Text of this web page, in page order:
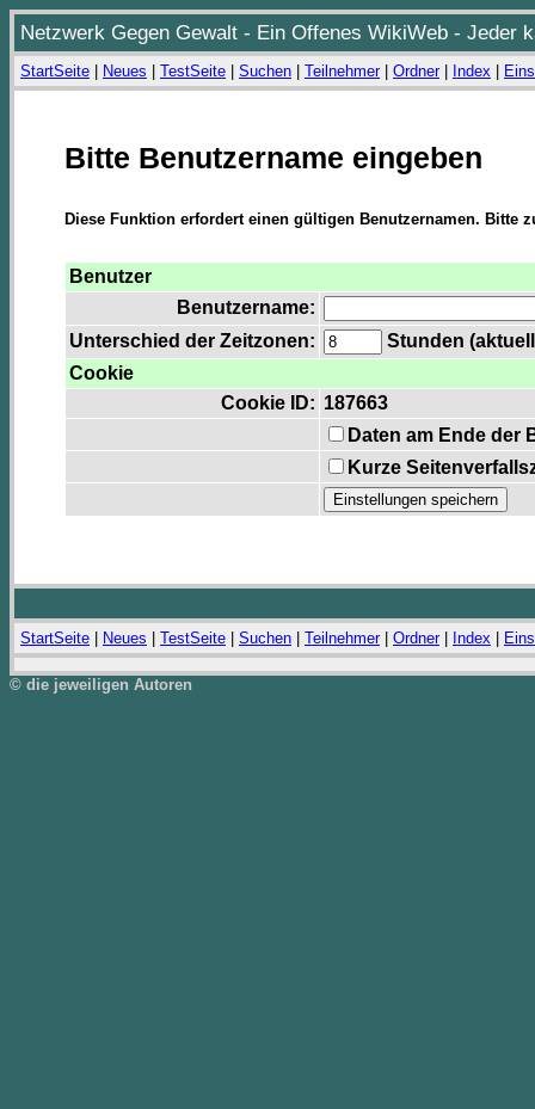
Netzwerk Gegen Gewalt - Ein Offenes WikiWeb - Jeder
StartSeite Neues TestSeite Suchen Teilnehmer| Ordner| Index
Bitte Benutzername eingeben
Diese Funktion erfordert einen gültigen Benutzernamen. Bitte
Benutzer
Benutzername:
Unterschied der Zeitzonen:
Stunden
Cookie
Cookie ID: 187663
Daten am Ende der
Kurze
StartSeite Neues TestSeite Suchen Teilnehmer| Ordner| Index
© die jeweiligen Autoren